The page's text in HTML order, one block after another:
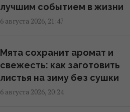
"Древний" римский театр,
20:49 четверг, 06 августа 2026
Никитюк с годовалым сыном
лучшим событием в жизни
6 августа 2026, 21:47
Мята сохранит аромат и
свежесть: как заготовить
листья на зиму без сушки
6 августа 2026, 20:24